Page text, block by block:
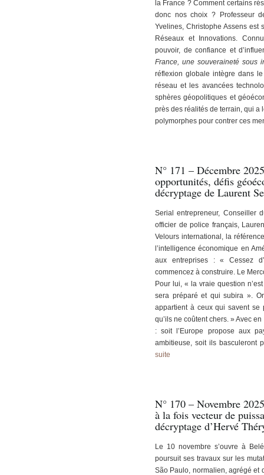
la France ? Comment certains
donc nos choix ? Professeur
Yvelines, Christophe Assens
Réseaux et Innovations.
pouvoir, de confiance et
France, une souveraineté sous
réflexion globale intègre dans
réseau et les avancées
sphères géopolitiques et
près des réalités de terrain, qui a
polymorphes pour contrer ces
N° 171 – Décembre
opportunités, défis
décryptage de Laurent
Serial entrepreneur, Conseiller
officier de police français,
Velours international, la
l’intelligence économique en
aux entreprises : « Cessez
commencez à construire. Le
Pour lui, « la vraie question
sera préparé et qui subira ».
appartient à ceux qui savent se
qu’ils ne coûtent chers. » Avec
: soit l’Europe propose aux
ambitieuse, soit ils basculeront
suite
N° 170 – Novembre
à la fois vecteur de
décryptage d’Hervé
Le 10 novembre s’ouvre à
poursuit ses travaux sur les
São Paulo, normalien, agrégé et